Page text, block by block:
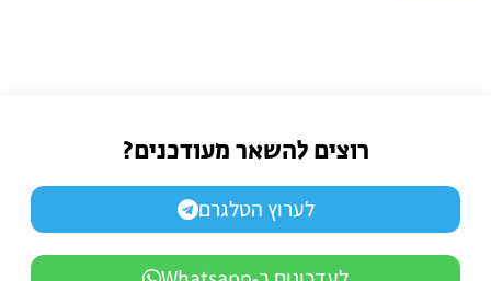
רוצים להשאר מעודכנים?
לערוץ הטלגרם